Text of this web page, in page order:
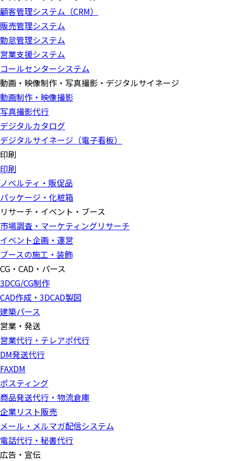
顧客管理システム（CRM）
販売管理システム
勤怠管理システム
営業支援システム
コールセンターシステム
動画・映像制作・写真撮影・デジタルサイネージ
動画制作・映像撮影
写真撮影代行
デジタルカタログ
デジタルサイネージ（電子看板）
印刷
印刷
ノベルティ・販促品
パッケージ・化粧箱
リサーチ・イベント・ブース
市場調査・マーケティングリサーチ
イベント企画・運営
ブースの施工・装飾
CG・CAD・パース
3DCG/CG制作
CAD作成・3DCAD製図
建築パース
営業・発送
営業代行・テレアポ代行
DM発送代行
FAXDM
ポスティング
商品発送代行・物流倉庫
企業リスト販売
メール・メルマガ配信システム
電話代行・秘書代行
広告・宣伝